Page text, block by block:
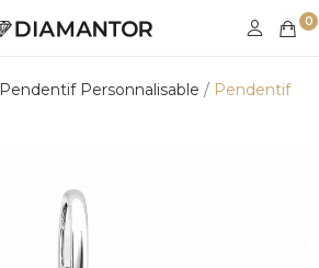
0
Pendentif Personnalisable
Pendentif